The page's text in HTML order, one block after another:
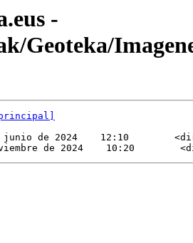
-
Geoteka/
junio de 2024    12:10
de 2024    10:20